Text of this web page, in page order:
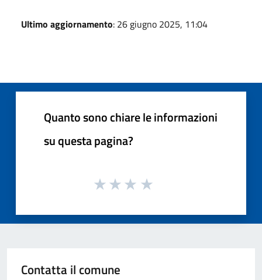
Ultimo aggiornamento: 26 giugno 2025, 11:04
Quanto sono chiare le informazioni
su questa pagina?
Contatta il comune